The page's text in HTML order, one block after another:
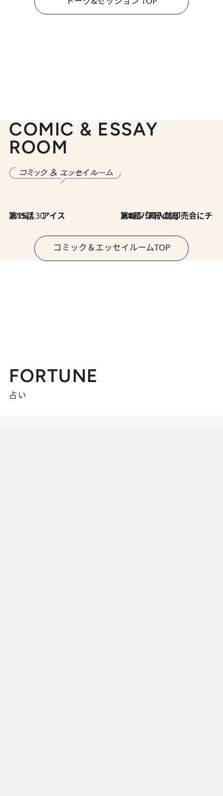
COMIC & ESSAY
ROOM
2026.7.30
第15話 アイス 2026.7.30
第8回「同人誌即売会にチャレンジ その2」
コミック＆エッセイルームTOP
FORTUNE
占い